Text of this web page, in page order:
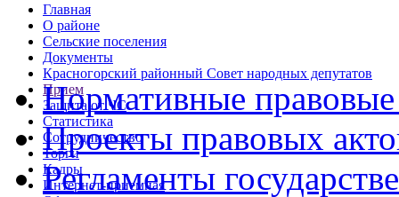
Главная
О районе
Сельские поселения
Документы
Красногорский районный Совет народных депутатов
Прием
Защита от ЧС
Статистика
Сотрудничество
Торги
Кадры
Интернет-приемная
Нормативные
Проекты правовых
Регламенты